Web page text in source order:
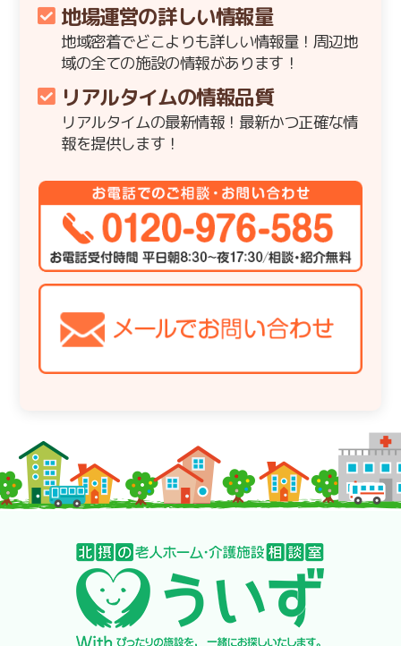
地場運営の詳しい情報量
地域密着でどこよりも詳しい情報量！周辺地
域の全ての施設の情報があります！
リアルタイムの情報品質
リアルタイムの最新情報！最新かつ正確な情
報を提供します！